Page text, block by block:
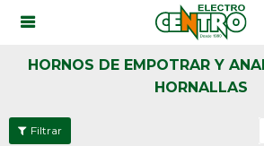

HORNOS DE EMPOTRAR Y
HORNALLAS